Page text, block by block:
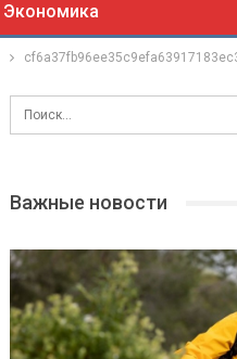
Экономика
Важные новости